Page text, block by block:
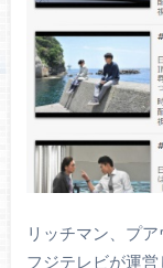
リッチマン、プ
フジテレビが運営